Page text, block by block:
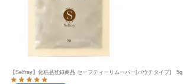
【Selfray】化粧品登録商品 セーフティーリムーバー[パウチタイプ] 5g